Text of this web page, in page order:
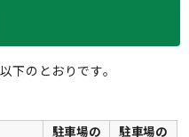
下のとおりです。
駐車場の
駐車場の